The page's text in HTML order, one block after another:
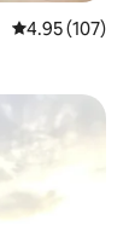
レビュー107
4.95 (107)